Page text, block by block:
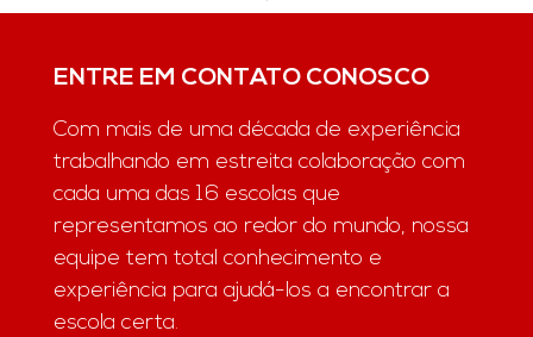
ENTRE EM CONTATO CONOSCO
Com mais de uma década de experiência
trabalhando em estreita colaboração com
cada uma das 16 escolas que
representamos ao redor do mundo, nossa
equipe tem total conhecimento e
experiência para ajudá-los a encontrar a
escola certa.